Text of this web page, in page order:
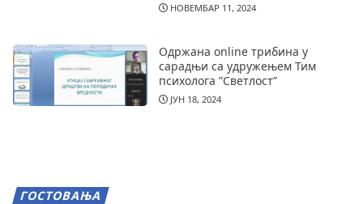
НОВЕМБАР 11, 2024
Одржана online трибина у
сарадњи са удружењем Тим
психолога ”Светлост”
ЈУН 18, 2024
ГОСТОВАЊА